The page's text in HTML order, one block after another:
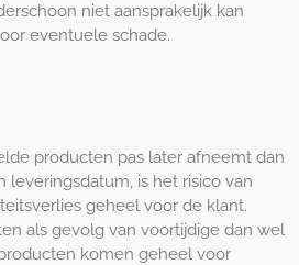
niet aansprakelijk kan
eventuele schade.
producten pas later afneemt dan
is het risico van
geheel voor de klant.
als gevolg van voortijdige dan wel
komen geheel voor